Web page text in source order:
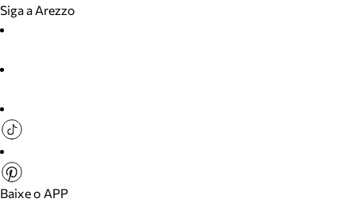
Siga a Arezzo
Baixe o APP